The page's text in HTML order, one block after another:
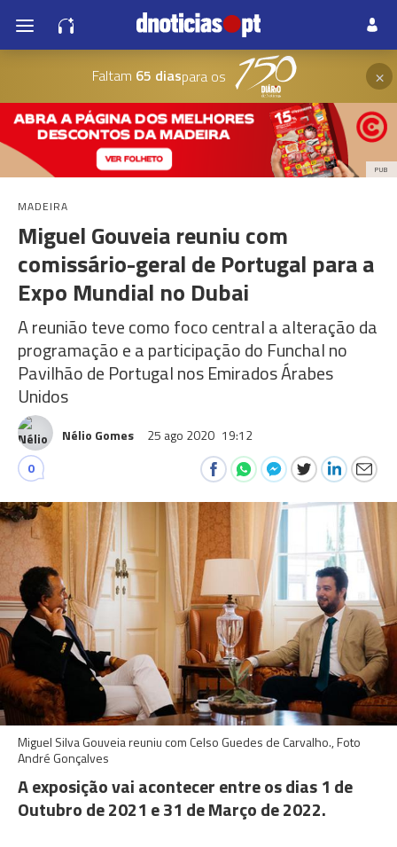
Faltam 65 diaspara os ×
PUB
MADEIRA
Miguel Gouveia reuniu com
comissário-geral de Portugal para a
Expo Mundial no Dubai
A reunião teve como foco central a alteração da
programação e a participação do Funchal no
Pavilhão de Portugal nos Emirados Árabes
Unidos
Nélio Gomes 25 ago 2020 19:12
0
Miguel Silva Gouveia reuniu com Celso Guedes de Carvalho., Foto
André Gonçalves
A exposição vai acontecer entre os dias 1 de
Outubro de 2021 e 31 de Março de 2022.